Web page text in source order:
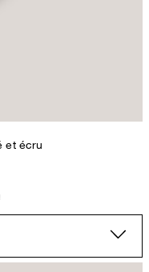
et écru